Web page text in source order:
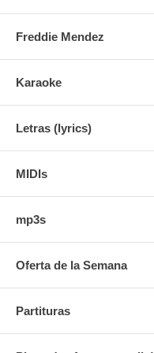
Freddie Mendez
Karaoke
Letras (lyrics)
MIDIs
mp3s
Oferta de la Semana
Partituras